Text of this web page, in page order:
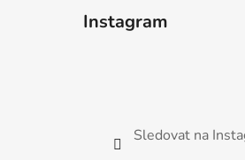
Instagram
Sledovat na